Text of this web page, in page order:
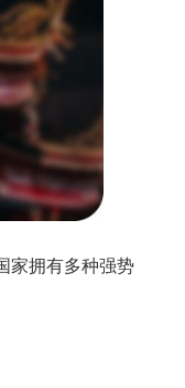
家拥有多种强势